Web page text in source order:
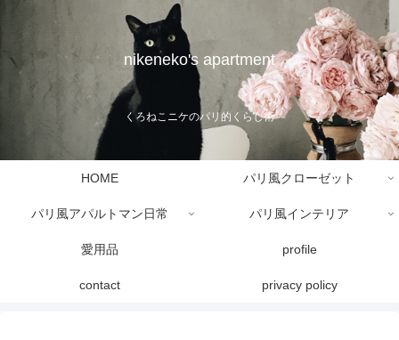
nikeneko's apartment
くろねこニケのパリ的くらし術
HOME パリ風クローゼット
パリ風アパルトマン日常 パリ風インテリア
愛用品 profile
contact privacy policy